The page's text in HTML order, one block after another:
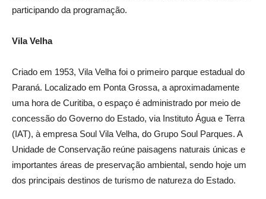
participando da programação.
Vila Velha
Criado em 1953, Vila Velha foi o primeiro parque estadual do
Paraná. Localizado em Ponta Grossa, a aproximadamente
uma hora de Curitiba, o espaço é administrado por meio de
concessão do Governo do Estado, via Instituto Água e Terra
(IAT), à empresa Soul Vila Velha, do Grupo Soul Parques. A
Unidade de Conservação reúne paisagens naturais únicas e
importantes áreas de preservação ambiental, sendo hoje um
dos principais destinos de turismo de natureza do Estado.